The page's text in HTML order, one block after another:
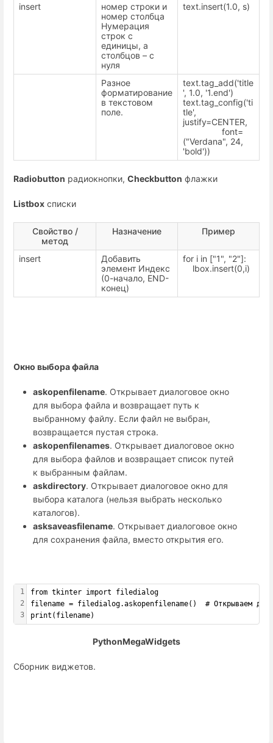
insert
номер строки и
номер столбца
Нумерация
строк с
единицы, а
столбцов – с
нуля
text.insert(1.0, s)
Разное
форматирование
в текстовом
поле.
text.tag_add('title
', 1.0, '1.end')
text.tag_config('ti
tle',
justify=CENTER,
font=
("Verdana", 24,
'bold'))
Radiobutton радиокнопки, Checkbutton флажки
Listbox списки
Свойство /
метод
Назначение Пример
insert
Добавить
элемент Индекс
(0-начало, END-
конец)
for i in ["1", "2"]:
lbox.insert(0,i)
Окно выбора файла
askopenfilename. Открывает диалоговое окно
для выбора файла и возвращает путь к
выбранному файлу. Если файл не выбран,
возвращается пустая строка.
askopenfilenames. Открывает диалоговое окно
для выбора файлов и возвращает список путей
к выбранным файлам.
askdirectory. Открывает диалоговое окно для
выбора каталога (нельзя выбрать несколько
каталогов).
asksaveasfilename. Открывает диалоговое окно
для сохранения файла, вместо открытия его.
1
2
3
from tkinter import filedialog
filename = filedialog.askopenfilename()  # Открываем
print(filename)
PythonMegaWidgets
Сборник виджетов.